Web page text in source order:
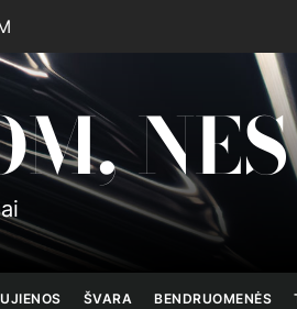
ŠVARA BENDRUOMENĖS